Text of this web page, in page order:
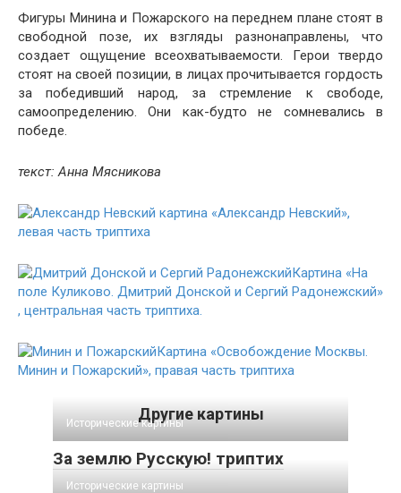
Фигуры Минина и Пожарского на переднем плане стоят в
свободной позе, их взгляды разнонаправлены, что
создает ощущение всеохватываемости. Герои твердо
стоят на своей позиции, в лицах прочитывается гордость
за победивший народ, за стремление к свободе,
самоопределению. Они как-будто не сомневались в
победе.
текст: Анна Мясникова
картина «Александр Невский»,
левая часть триптиха
Картина «На
поле Куликово. Дмитрий Донской и Сергий Радонежский»
, центральная часть триптиха.
Картина «Освобождение Москвы.
Минин и Пожарский», правая часть триптиха
Другие картины
Исторические картины
За землю Русскую! триптих
Исторические картины